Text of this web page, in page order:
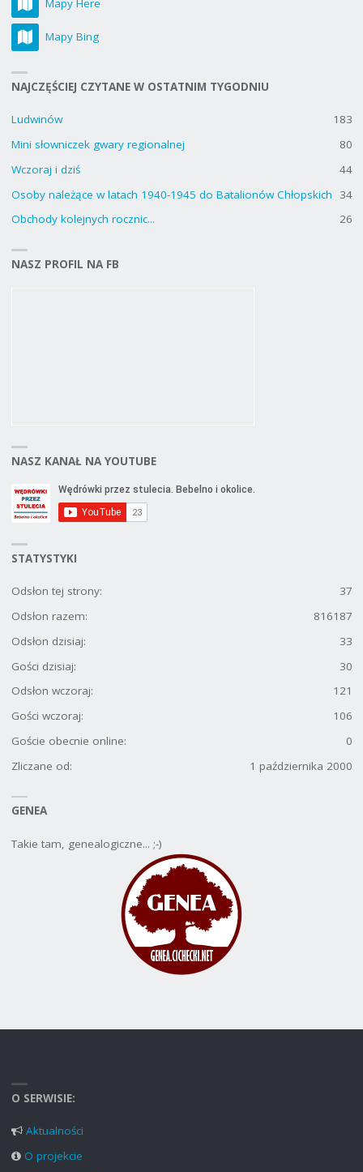
Mapy Here
Mapy Bing
NAJCZĘŚCIEJ CZYTANE W OSTATNIM TYGODNIU
Ludwinów
183
Mini słowniczek gwary regionalnej
80
Wczoraj i dziś
44
Osoby należące w latach 1940-1945 do Batalionów Chłopskich
34
Obchody kolejnych rocznic...
26
NASZ PROFIL NA FB
NASZ KANAŁ NA YOUTUBE
STATYSTYKI
37
Odsłon tej strony:
816187
Odsłon razem:
33
Odsłon dzisiaj:
30
Gości dzisiaj:
121
Odsłon wczoraj:
106
Gości wczoraj:
0
Goście obecnie online:
1 października 2000
Zliczane od:
GENEA
Takie tam, genealogiczne... ;-)
O SERWISIE:
Aktualności
O projekcie